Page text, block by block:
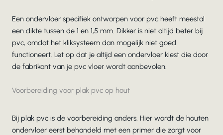
Een ondervloer specifiek ontworpen voor pvc heeft meestal
een dikte tussen de 1 en 1,5 mm. Dikker is niet altijd beter bij
pvc, omdat het kliksysteem dan mogelijk niet goed
functioneert. Let op dat je altijd een ondervloer kiest die door
de fabrikant van je pvc vloer wordt aanbevolen.
Voorbereiding voor plak pvc op hout
Bij plak pvc is de voorbereiding anders. Hier wordt de houten
ondervloer eerst behandeld met een primer die zorgt voor